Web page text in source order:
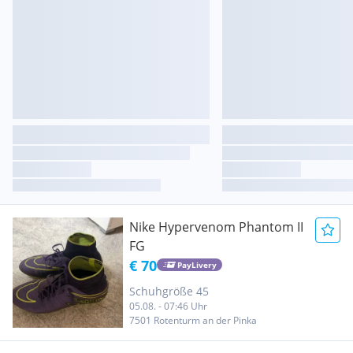
Nike Hypervenom Phantom II
FG
€ 70 PayLivery
Schuhgröße 45
05.08. - 07:46 Uhr
7501 Rotenturm an der Pinka